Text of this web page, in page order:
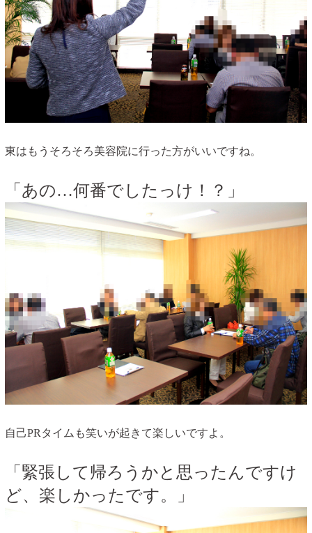
東はもうそろそろ美容院に行った方がいいですね。
「あの…何番でしたっけ！？」
自己PRタイムも笑いが起きて楽しいですよ。
「緊張して帰ろうかと思ったんですけ
ど、楽しかったです。」